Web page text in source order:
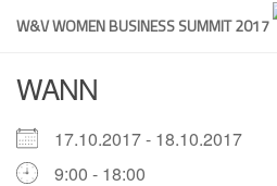
Skip
W&V WOMEN BUSINESS SUMMIT 2017
WANN
17.10.2017 - 18.10.2017
9:00 - 18:00